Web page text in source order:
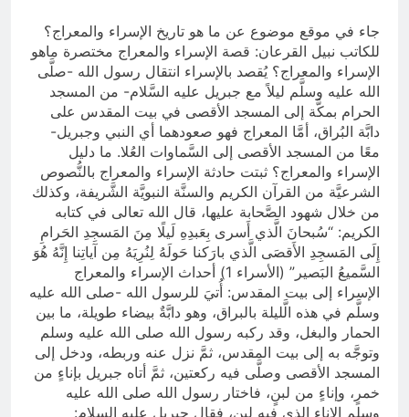
جاء في موقع موضوع عن ما هو تاريخ الإسراء والمعراج؟
للكاتب نبيل القرعان: قصة الإسراء والمعراج مختصرة ماهو
الإسراء والمعراج؟ يُقصد بالإسراء انتقال رسول الله -صلَّى
الله عليه وسلَّم ليلاً مع جبريل عليه السَّلام- من المسجد
الحرام بمكَّة إلى المسجد الأقصى في بيت المقدس على
دابَّة البُراق، أمَّا المعراج فهو صعودهما أي النبي وجبريل-
معًا من المسجد الأقصى إلى السَّماوات العُلا. ما دليل
الإسراء والمعراج؟ ثبتت حادثة الإسراء والمعراج بالنُّصوص
الشرعيَّة من القرآن الكريم والسنَّة النبويَّة الشَّريفة، وكذلك
من خلال شهود الصَّحابة عليها، قال الله تعالى في كتابه
الكريم: “سُبحانَ الَّذي أَسرى بِعَبدِهِ لَيلًا مِنَ المَسجِدِ الحَرامِ
إِلَى المَسجِدِ الأَقصَى الَّذي بارَكنا حَولَهُ لِنُرِيَهُ مِن آياتِنا إِنَّهُ هُوَ
السَّميعُ البَصير” (الأسراء 1) أحداث الإسراء والمعراج
الإسراء إلى بيت المقدس: أُتيَ للرسول الله -صلى الله عليه
وسلَّم في هذه الَّليلة بالبراق، وهو دابَّةٌ بيضاء طويلة، ما بين
الحمار والبغل، وقد ركبه رسول الله صلى الله عليه وسلم
وتوجَّه به إلى بيت المقدس، ثمَّ نزل عنه وربطه، ودخل إلى
المسجد الأقصى وصلَّى فيه ركعتين، ثمَّ أتاه جبريل بإناءٍ من
خمرٍ، وإناءٍ من لبنٍ، فاختار رسول الله صلى الله عليه
وسلم الإناء الذي فيه لبنٍ، فقال جبريل عليه السلام: